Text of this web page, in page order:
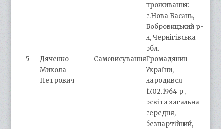
проживання:
с.Нова Басань,
Бобровицький р-
н, Чернігівська
обл.
5
Дяченко
Микола
Петрович
СамовисуванняГромадянин
України,
народився
17.02.1964 р.,
освіта загальна
середня,
безпартійний,